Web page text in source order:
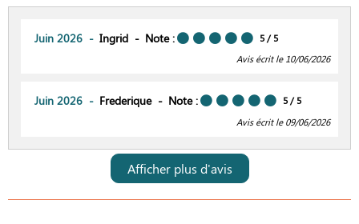
Juin 2026 Ingrid Note : 5 / 5
Avis écrit le 10/06/2026
Juin 2026 Frederique Note : 5 / 5
Avis écrit le 09/06/2026
Afficher plus d'avis